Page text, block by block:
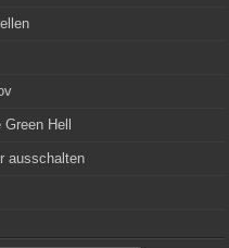
Hell
ausschalten